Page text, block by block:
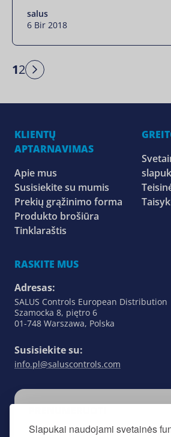
Slapukai naudojami svetainės
salus
6 Bir 2018
12 Next
KLIENTŲ
APTARNAVIMAS
Apie mus
Susisiekite su mumis
Prekių grąžinimo forma
Produkto brošiūra
Tinklaraštis
RASKITE MUS
Adresas:
SALUS Controls European Distribution
Szamocka 8, piętro 6
01-748 Warszawa, Polska
Susisiekite su:
info.pl@saluscontrols.com
Prenumeruodami mūsų